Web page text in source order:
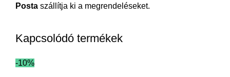
Posta szállítja ki a megrendeléseket.
Kapcsolódó termékek
-10%